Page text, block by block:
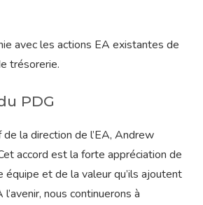
avec les actions EA existantes de
trésorerie.
PDG
la direction de l’EA, Andrew
accord est la forte appréciation de
et de la valeur qu’ils ajoutent
nous continuerons à